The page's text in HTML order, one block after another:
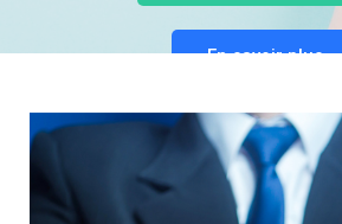
En savoir plus